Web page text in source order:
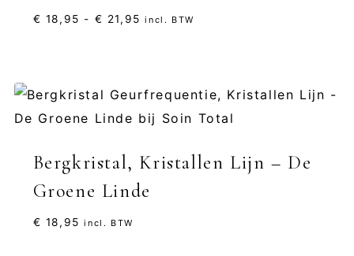
€ 18,95 - € 21,95 Prijsklasse:
incl. BTW
Bergkristal, Kristallen Lijn – De
Groene Linde
€ 18,95 incl. BTW